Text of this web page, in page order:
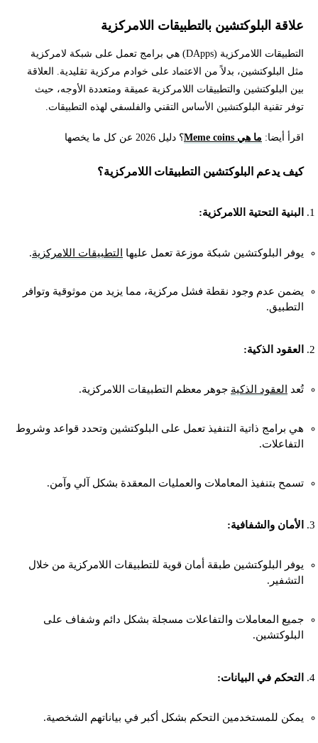
علاقة البلوكتشين بالتطبيقات اللامركزية
التطبيقات اللامركزية (DApps) هي برامج تعمل على شبكة لامركزية
مثل البلوكتشين، بدلاً من الاعتماد على خوادم مركزية تقليدية. العلاقة
بين البلوكتشين والتطبيقات اللامركزية عميقة ومتعددة الأوجه، حيث
توفر تقنية البلوكتشين الأساس التقني والفلسفي لهذه التطبيقات.
اقرأ أيضا: ما هي Meme coins ؟ دليل 2026 عن كل ما يخصها
كيف يدعم البلوكتشين التطبيقات اللامركزية؟
البنية التحتية اللامركزية:
يوفر البلوكتشين شبكة موزعة تعمل عليها التطبيقات اللامركزية.
يضمن عدم وجود نقطة فشل مركزية، مما يزيد من موثوقية وتوافر
التطبيق.
العقود الذكية:
تُعد العقود الذكية جوهر معظم التطبيقات اللامركزية.
هي برامج ذاتية التنفيذ تعمل على البلوكتشين وتحدد قواعد وشروط
التفاعلات.
تسمح بتنفيذ المعاملات والعمليات المعقدة بشكل آلي وآمن.
الأمان والشفافية:
يوفر البلوكتشين طبقة أمان قوية للتطبيقات اللامركزية من خلال
التشفير.
جميع المعاملات والتفاعلات مسجلة بشكل دائم وشفاف على
البلوكتشين.
التحكم في البيانات:
يمكن للمستخدمين التحكم بشكل أكبر في بياناتهم الشخصية.